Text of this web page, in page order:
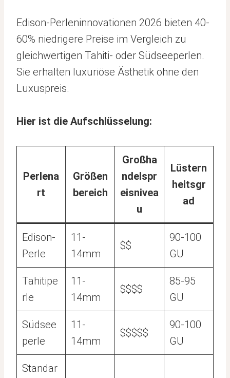
Edison-Perleninnovationen 2026 bieten 40-
60% niedrigere Preise im Vergleich zu
gleichwertigen Tahiti- oder Südseeperlen.
Sie erhalten luxuriöse Ästhetik ohne den
Luxuspreis.
Hier ist die Aufschlüsselung:
Perlena
rt
Größen
bereich
Großha
ndelspr
eisnivea
u
Lüstern
heitsgr
ad
Edison-
Perle
11-
14mm
$$
90-100
GU
Tahitipe
rle
11-
14mm
$$$$
85-95
GU
Südsee
perle
11-
14mm
$$$$$
90-100
GU
Standar